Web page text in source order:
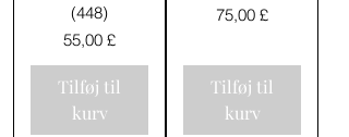
(448)
Pris
55,00 £
Tilføj til
kurv
Pris
75,00 £
Tilføj til
kurv